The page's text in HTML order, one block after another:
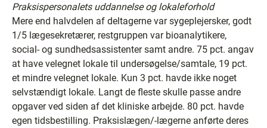
Praksispersonalets uddannelse og lokaleforhold
Mere end halvdelen af deltagerne var sygeplejersker, godt
1/5 lægesekretærer, restgruppen var bioanalytikere,
social- og sundhedsassistenter samt andre. 75 pct. angav
at have velegnet lokale til undersøgelse/samtale, 19 pct.
et mindre velegnet lokale. Kun 3 pct. havde ikke noget
selvstændigt lokale. Langt de fleste skulle passe andre
opgaver ved siden af det kliniske arbejde. 80 pct. havde
egen tidsbestilling. Praksislægen/-lægerne anførte deres